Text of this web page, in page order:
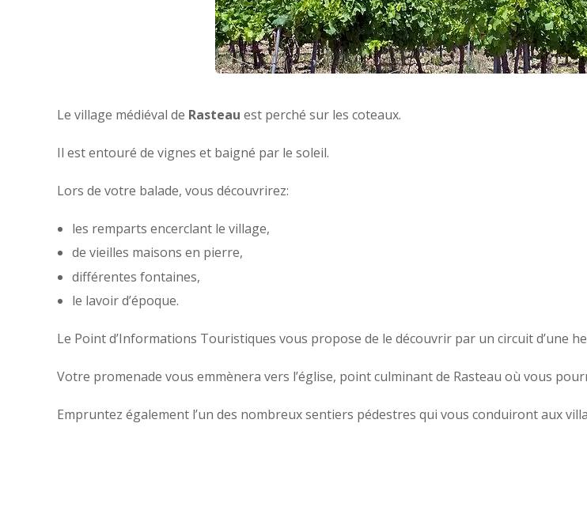
Le village médiéval de Rasteau est perché sur les coteaux.
Il est entouré de vignes et baigné par le soleil.
Lors de votre balade, vous découvrirez:
les remparts encerclant le village,
de vieilles maisons en pierre,
différentes fontaines,
le lavoir d’époque.
Le Point d’Informations Touristiques vous propose de le découvrir par un circuit d’une
Votre promenade vous emmènera vers l’église, point culminant de Rasteau où vous
Empruntez également l’un des nombreux sentiers pédestres qui vous conduiront aux